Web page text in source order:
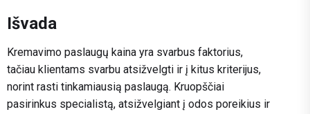
Išvada
Kremavimo paslaugų kaina yra svarbus faktorius,
tačiau klientams svarbu atsižvelgti ir į kitus kriterijus,
norint rasti tinkamiausią paslaugą. Kruopščiai
pasirinkus specialistą, atsižvelgiant į odos poreikius ir